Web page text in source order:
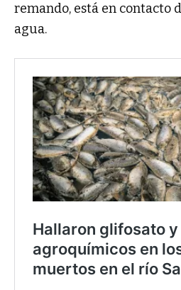
remando, está en contacto
agua.